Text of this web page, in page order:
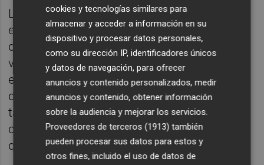
La ayuda facilitará la rehabilitación del
espacio, acondicionar las infraestructuras y
devolver la actividad a un lugar clave para la
vida musical y cultural de Paiporta. La
escuela y el auditorio no solo eran espacios
de formación para jóvenes músicos, sino
también punto de encuentro para toda la
comunidad, escenario de conciertos y actos
que dan vida al municipio.
cookies y tecnologías similares para
almacenar y acceder a información en su
dispositivo y procesar datos personales,
como su dirección IP, identificadores únicos
y datos de navegación, para ofrecer
anuncios y contenido personalizados, medir
anuncios y contenido, obtener información
sobre la audiencia y mejorar los servicios.
Proveedores de terceros (1913) también
pueden procesar sus datos para estos y
otros fines, incluido el uso de datos de